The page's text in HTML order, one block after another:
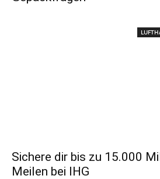
Sichere dir bis zu 15.000
Meilen bei IHG